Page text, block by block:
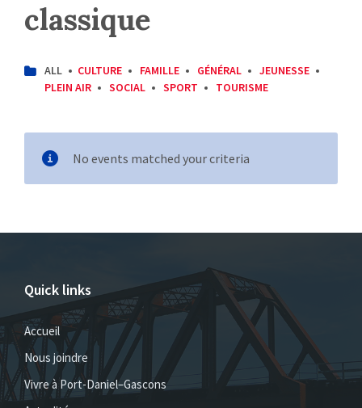
classique
CATEGORIES:
ALL CULTURE FAMILLE GÉNÉRAL
JEUNESSE
PLEIN AIR
SOCIAL SPORT TOURISME
No events matched your criteria
Quick links
Accueil
Nous joindre
Vivre à Port-Daniel–Gascons